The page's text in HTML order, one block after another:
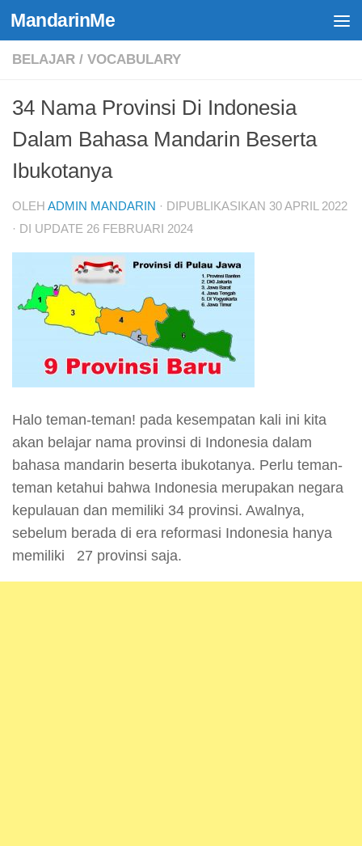
Skip to content
MandarinMe
BELAJAR / VOCABULARY
34 Nama Provinsi Di Indonesia
Dalam Bahasa Mandarin Beserta
Ibukotanya
OLEH ADMIN MANDARIN · DIPUBLIKASIKAN 30 APRIL 2022
· DI UPDATE 26 FEBRUARI 2024
Halo teman-teman! pada kesempatan kali ini kita
akan belajar nama provinsi di Indonesia dalam
bahasa mandarin beserta ibukotanya. Perlu teman-
teman ketahui bahwa Indonesia merupakan negara
kepulauan dan memiliki 34 provinsi. Awalnya,
sebelum berada di era reformasi Indonesia hanya
memiliki 27 provinsi saja.